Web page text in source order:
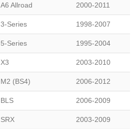
A6 Allroad 2000-2011
3-Series 1998-2007
5-Series 1995-2004
X3 2003-2010
M2 (BS4) 2006-2012
BLS 2006-2009
SRX 2003-2009